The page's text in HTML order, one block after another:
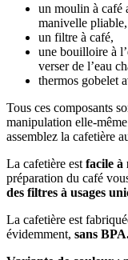
un moulin à café
manivelle pliable,
un filtre à café,
une bouilloire à
verser de l’eau
thermos gobelet
Tous ces composants
manipulation elle-
assemblez la cafetière
La cafetière est facile à
préparation du café
des filtres à usages
La cafetière est
évidemment, sans